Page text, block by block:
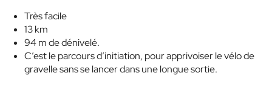
Très facile
13 km
94 m de dénivelé.
C’est le parcours d’initiation, pour apprivoiser le vélo de
gravelle sans se lancer dans une longue sortie.